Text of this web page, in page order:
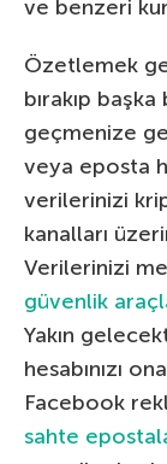
ve benzeri
Özetlemek
bırakıp
geçmenize
veya eposta
verilerinizi
kanalları
Verilerinizi
güvenlik
Yakın
hesabınızı
Facebook
sahte